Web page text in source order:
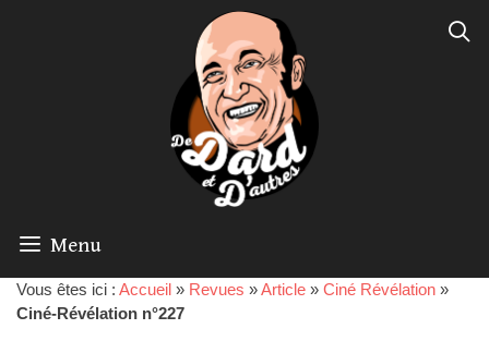
Menu
Vous êtes ici : Accueil » Revues »Article » Ciné Révélation »
Ciné-Révélation n°227